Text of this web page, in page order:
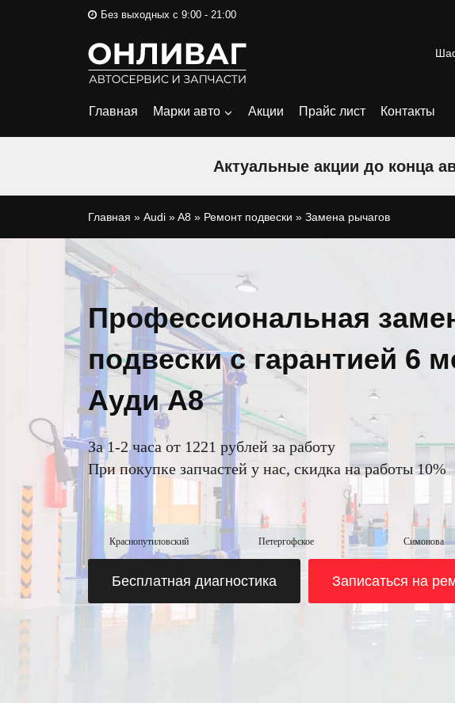
Без выходных с 9:00 - 21:00
Главная Марки авто Акции Прайс лист Контакты
Актуальные акции до конца
Главная » Audi »A8 » Ремонт подвески » Замена рычагов
Профессиональная
подвески с гарантией 6
Ауди A8
За 1-2 часа от 1221 рублей за работу
При покупке запчастей у нас, скидка на работы 10%
Краснопутиловский Петергофское Симонова
Бесплатная диагностика Записаться на